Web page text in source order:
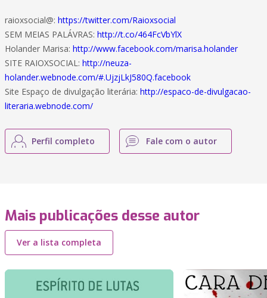
raioxsocial@: https://twitter.com/Raioxsocial
SEM MEIAS PALÁVRAS: http://t.co/464FcVbYlX
Holander Marisa: http://www.facebook.com/marisa.holander
SITE RAIOXSOCIAL: http://neuza-
holander.webnode.com/#.UjzjLkJ580Q.facebook
Site Espaço de divulgação literária: http://espaco-de-divulgacao-
literaria.webnode.com/
Perfil completo Fale com o autor
Mais publicações desse autor
Ver a lista completa